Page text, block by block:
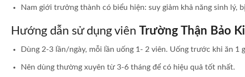
Nam giới trưởng thành có biểu hiện: suy giảm khả năng sinh lý,
Hướng dẫn sử dụng viên Trường Thận Bảo
Dùng 2-3 lần/ngày, mỗi lần uống 1- 2 viên. Uống trước khi ăn 1
Nên dùng thường xuyên từ 3-6 tháng để có hiệu quả tốt nhất.